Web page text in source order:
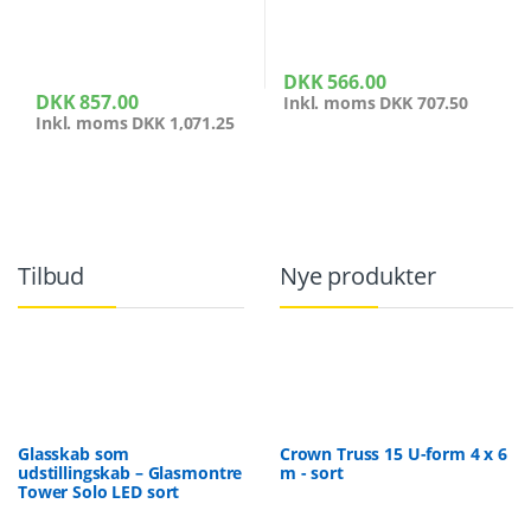
DKK857.00
Inkl. moms DKK 1,071.25
DKK566.00
Inkl. moms DKK 707.50
Tilbud
Glasskab som
udstillingskab – Glasmontre
Tower Solo LED sort
Nye produkter
Crown Truss 15 U-form 4 x 6
m - sort